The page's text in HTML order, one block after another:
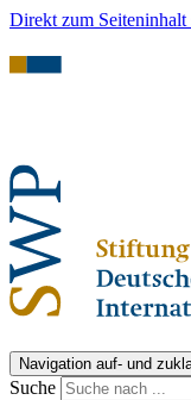
Direkt zum Seiteninhalt
Navigation auf- und
Suche